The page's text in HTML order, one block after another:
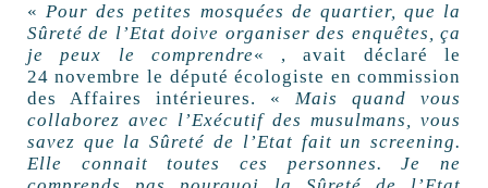
«Pour des petites mosquées de quartier, que la
Sûreté de l’Etat doive organiser des enquêtes, ça
je peux le comprendre« , avait déclaré le
24 novembre le député écologiste en commission
des Affaires intérieures. «Mais quand vous
collaborez avec l’Exécutif des musulmans, vous
savez que la Sûreté de l’Etat fait un screening.
Elle connait toutes ces personnes. Je ne